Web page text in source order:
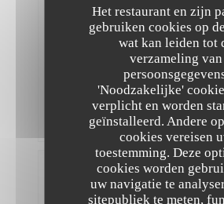
Het restaurant en zijn
gebruiken cookies op
wat kan leiden tot
verzameling van
'Noodzakelijke'
verplicht en worden
geïnstalleerd. Andere
cookies vereisen
toestemming. Deze
cookies worden
uw navigatie te
sitepubliek te meten,
informative